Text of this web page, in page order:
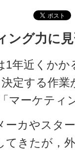
ング力に
年近くかか
定する作
マーケティ
カやスタ
てきたが，